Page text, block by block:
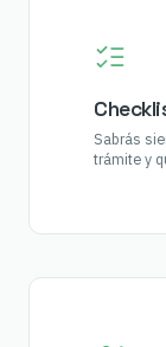
Sabrás
trámite y